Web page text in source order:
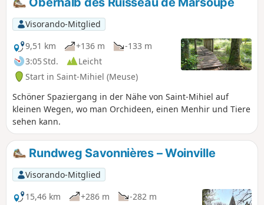
Visorando-Mitglied
9,51 km
+136 m
-133 m
3:05 Std.
Leicht
Start in Saint-Mihiel (Meuse)
Schöner Spaziergang in der Nähe von Saint-Mihiel auf
kleinen Wegen, wo man Orchideen, einen Menhir und Tiere
sehen kann.
Rundweg Savonnières – Woinville
Visorando-Mitglied
15,46 km
+286 m
-282 m